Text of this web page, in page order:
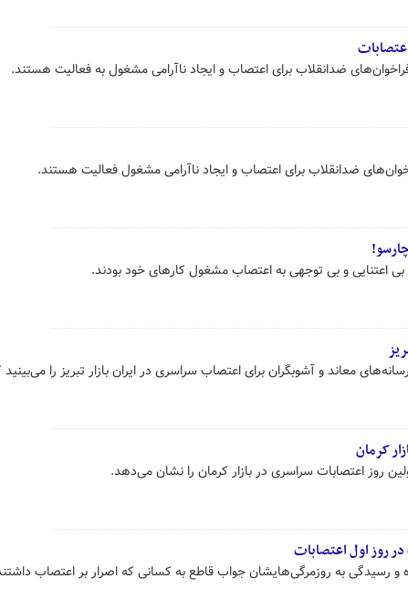
ضدانقلاب برای اعتصاب و ایجاد ناآرامی مشغول به فعالیت هستند.
ضدانقلاب برای اعتصاب و ایجاد ناآرامی مشغول فعالیت هستند.
اعتنایی و بی توجهی به اعتصاب مشغول کارهای خود بودند.
خلاف تبلیغ‌ رسانه‌های معاند و آشوبگران برای اعتصاب سراسری در ایران بازار تبریز را
کرمان
روز اعتصابات سراسری در بازار کرمان را نشان می‌دهد.
روز اول اعتصابات
رسیدگی به روزمرگی‌هایشان جواب قاطع به کسانی که اصرار بر اعتصاب